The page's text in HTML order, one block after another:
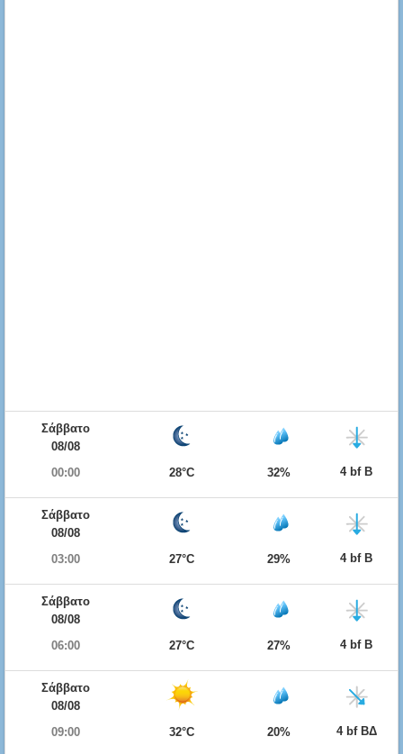
Σάββατο
08/08
00:00
28°C 32% 4 bf Β
Σάββατο
08/08
03:00
27°C 29% 4 bf Β
Σάββατο
08/08
06:00
27°C 27% 4 bf Β
Σάββατο
08/08
09:00
32°C 20% 4 bf ΒΔ